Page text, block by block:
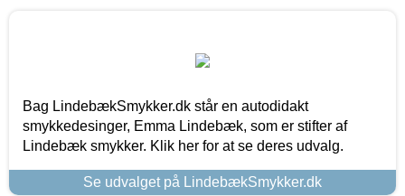
Bag LindebækSmykker.dk står en autodidakt
smykkedesinger, Emma Lindebæk, som er stifter af
Lindebæk smykker. Klik her for at se deres udvalg.
Se udvalget på LindebækSmykker.dk